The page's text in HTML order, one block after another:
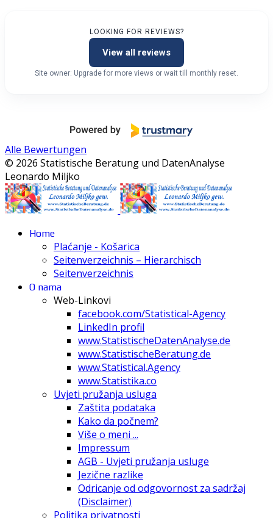
LOOKING FOR REVIEWS?
View all reviews
Site owner: Upgrade for more views or wait till monthly reset.
Alle Bewertungen
© 2026 Statistische Beratung und DatenAnalyse
Leonardo Miljko
Home
Plaćanje - Košarica
Seitenverzeichnis – Hierarchisch
Seitenverzeichnis
O nama
Web-Linkovi
facebook.com/Statistical-Agency
LinkedIn profil
www.StatistischeDatenAnalyse.de
www.StatistischeBeratung.de
www.Statistical.Agency
www.Statistika.co
Uvjeti pružanja usluga
Zaštita podataka
Kako da počnem?
Više o meni ...
Impressum
AGB - Uvjeti pružanja usluge
Jezične razlike
Odricanje od odgovornost za sadržaj
(Disclaimer)
Politika privatnosti